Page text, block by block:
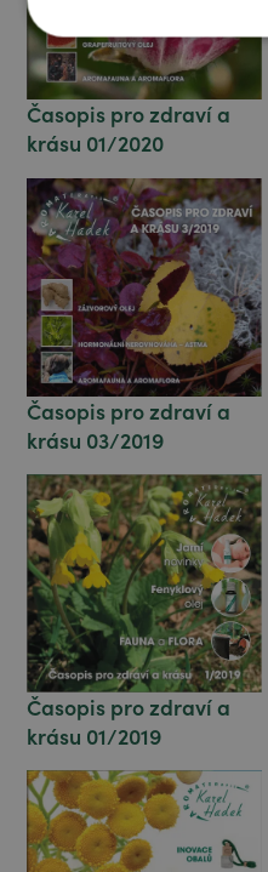
Časopis pro zdraví a
krásu 01/2020
Časopis pro zdraví a
krásu 03/2019
Časopis pro zdraví a
krásu 01/2019